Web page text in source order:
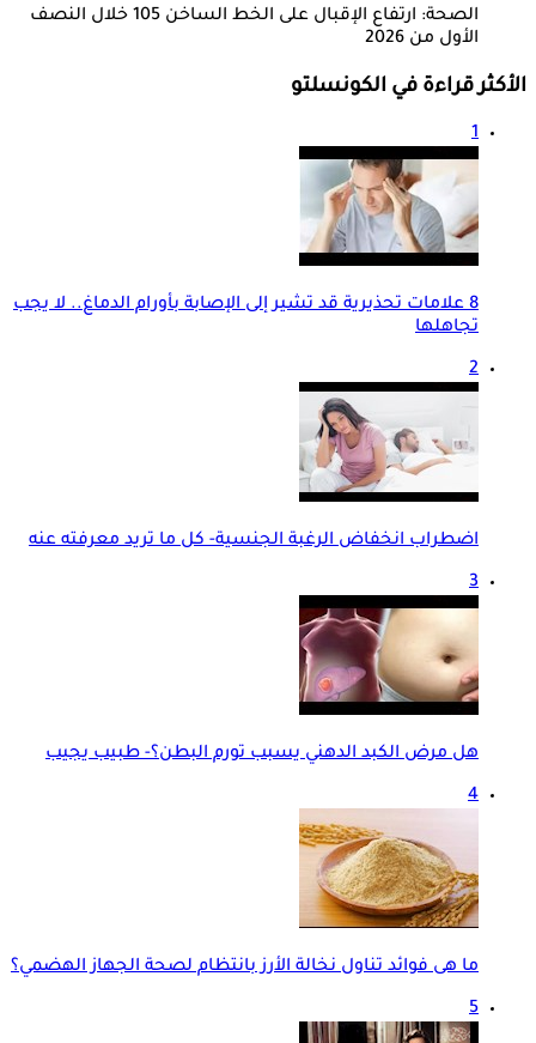
الصحة: ارتفاع الإقبال على الخط الساخن 105 خلال النصف
الأول من 2026
الأكثر قراءة في الكونسلتو
1
8 علامات تحذيرية قد تشير إلى الإصابة بأورام الدماغ.. لا يجب
تجاهلها
2
اضطراب انخفاض الرغبة الجنسية- كل ما تريد معرفته عنه
3
هل مرض الكبد الدهني يسبب تورم البطن؟- طبيب يجيب
4
ما هى فوائد تناول نخالة الأرز بانتظام لصحة الجهاز الهضمي؟
5